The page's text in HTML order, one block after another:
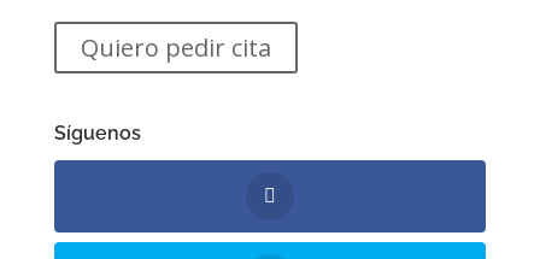
Quiero pedir cita
Síguenos